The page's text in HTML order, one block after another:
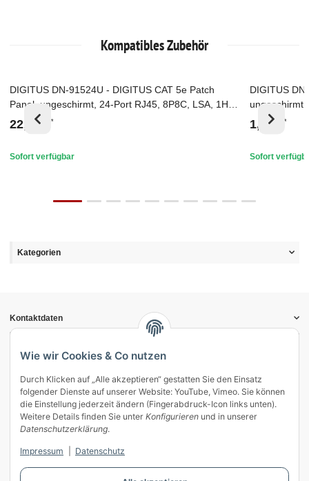
Wie wir Cookies & Co nutzen
Durch Klicken auf „Alle akzeptieren“ gestatten Sie den Einsatz
folgender Dienste auf unserer Website: YouTube, Vimeo. Sie können
die Einstellung jederzeit ändern (Fingerabdruck-Icon links unten).
Weitere Details finden Sie unter Konfigurieren und in unserer
Datenschutzerklärung.
Impressum Datenschutz
Kompatibles Zubehör
Top
DIGITUS DN-91524U - DIGITUS CAT 5e Patch
Panel, ungeschirmt, 24-Port RJ45, 8P8C, LSA, 1HE,
Rack Mount, sw, 482x44x109
22,80 € *
Sofort verfügbar
Top
DIGITUS
ungeschirmt
1,30 € *
Sofort
Kategorien
Kontaktdaten
Informationen
Gesetzliche Informationen
Vertrag widerrufen
Zahlung & Versand
Mein Kundenkonto
Streitschlichtung
Unsere Herstellermarken